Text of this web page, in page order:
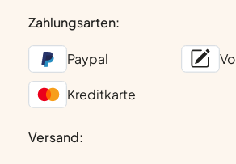
Zahlungsarten:
Paypal
Kreditkarte
Versand: